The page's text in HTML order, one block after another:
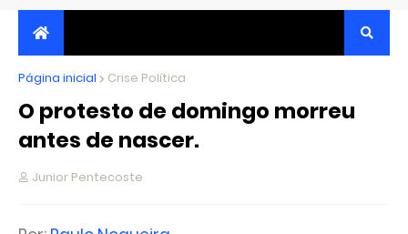
JORNALISMO INDEPENDENTE, TRANSPARENTE E
CRÍTICO
Página inicial Crise Política
O protesto de domingo morreu
antes de nascer.
Junior Pentecoste